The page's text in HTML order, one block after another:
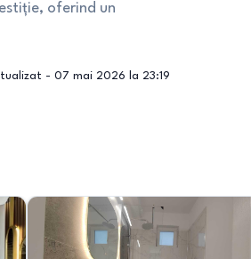
oferind un
- 07 mai 2026 la 23:19